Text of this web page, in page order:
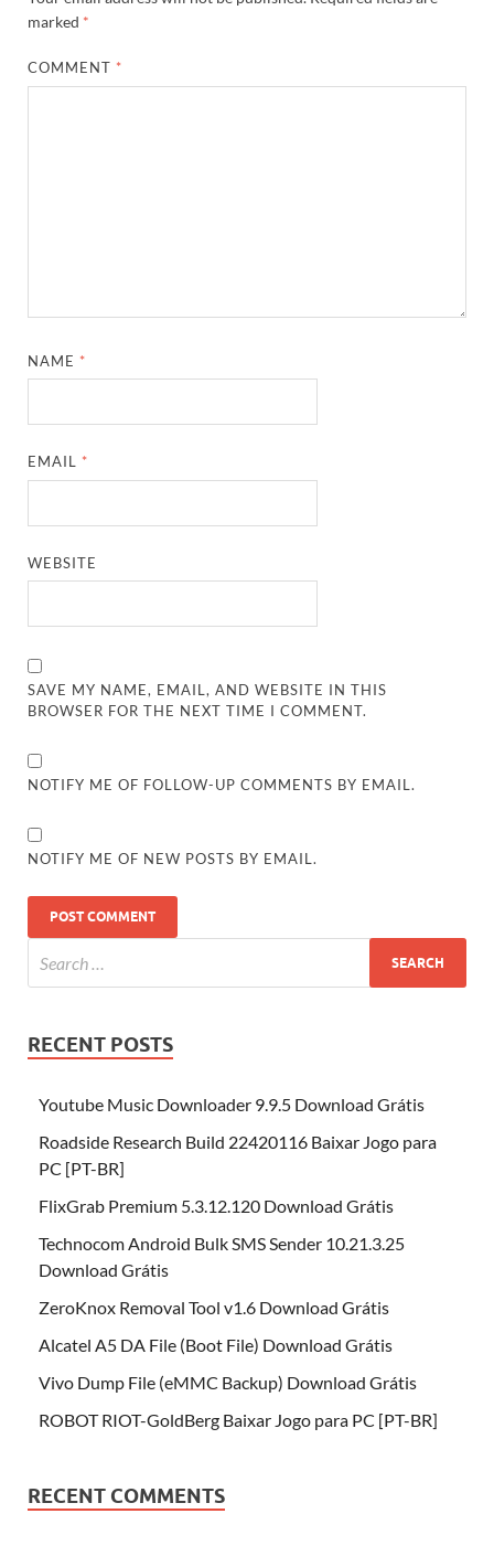
marked *
COMMENT *
NAME *
EMAIL *
WEBSITE
SAVE MY NAME, EMAIL, AND WEBSITE IN THIS
BROWSER FOR THE NEXT TIME I COMMENT.
NOTIFY ME OF FOLLOW-UP COMMENTS BY EMAIL.
NOTIFY ME OF NEW POSTS BY EMAIL.
RECENT POSTS
Youtube Music Downloader 9.9.5 Download Grátis
Roadside Research Build 22420116 Baixar Jogo para
PC [PT-BR]
FlixGrab Premium 5.3.12.120 Download Grátis
Technocom Android Bulk SMS Sender 10.21.3.25
Download Grátis
ZeroKnox Removal Tool v1.6 Download Grátis
Alcatel A5 DA File (Boot File) Download Grátis
Vivo Dump File (eMMC Backup) Download Grátis
ROBOT RIOT-GoldBerg Baixar Jogo para PC [PT-BR]
RECENT COMMENTS